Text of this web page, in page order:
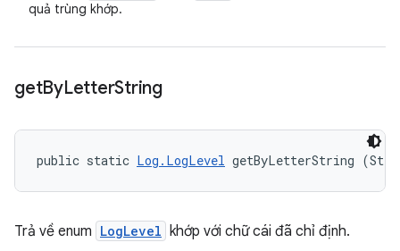
quả trùng khớp.
getByLetterString
public static Log.LogLevel getByLetterString
Trả về enum LogLevel khớp với chữ cái đã chỉ định.